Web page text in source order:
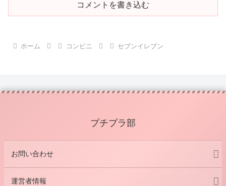
コメントを書き込む
ホーム コンビニ セブンイレブン
プチプラ部
お問い合わせ
運営者情報